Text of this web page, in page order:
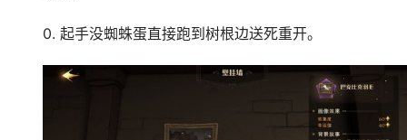
0. 起手没蜘蛛蛋直接跑到树根边送死重开。